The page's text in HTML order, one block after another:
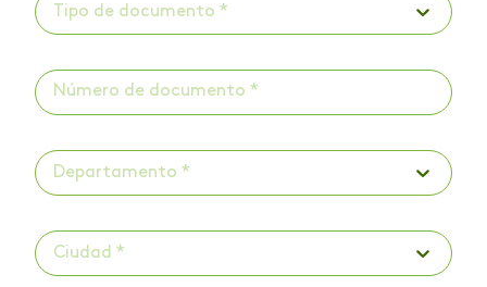
Tipo de documento *
Departamento *
Ciudad *